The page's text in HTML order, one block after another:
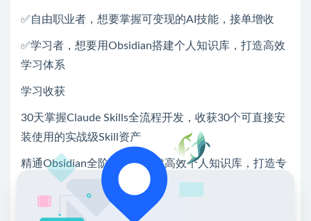
✅自由职业者，想要掌握可变现的AI技能，接单增收
✅学习者，想要用Obsidian搭建个人知识库，打造高效
学习体系
学习收获
30天掌握Claude Skills全流程开发，收获30个可直接安
装使用的实战级Skill资产
精通Obsidian全阶功能，搭建高效个人知识库，打造专
属第二大脑
掌握标准化闭环学习方法，形成可复用的技能学习体系